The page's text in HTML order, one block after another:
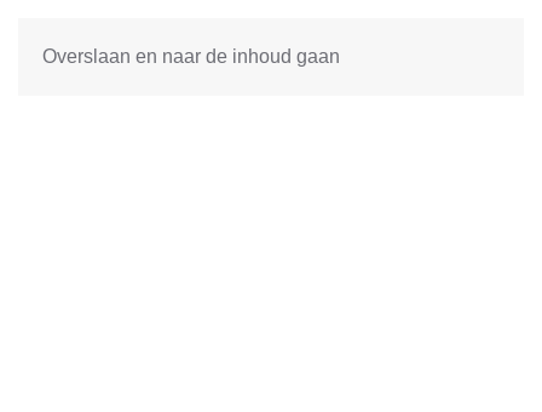
Overslaan en naar de inhoud gaan